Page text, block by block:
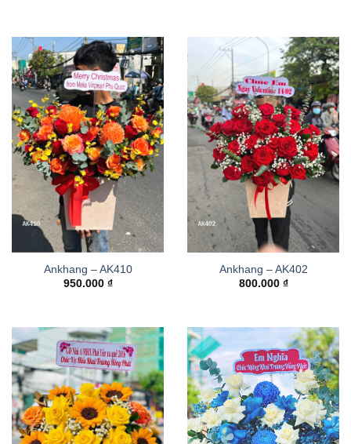
Ankhang – AK410
950.000 ₫
Ankhang – AK402
800.000 ₫